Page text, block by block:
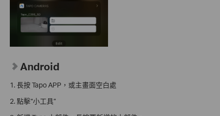
Android
1. 長按 Tapo APP，或主畫面空白處
2. 點擊“小工具”